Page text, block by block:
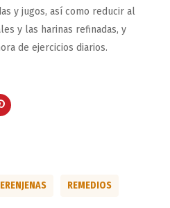
y jugos, así como reducir al
y las harinas refinadas, y
de ejercicios diarios.
REMEDIOS